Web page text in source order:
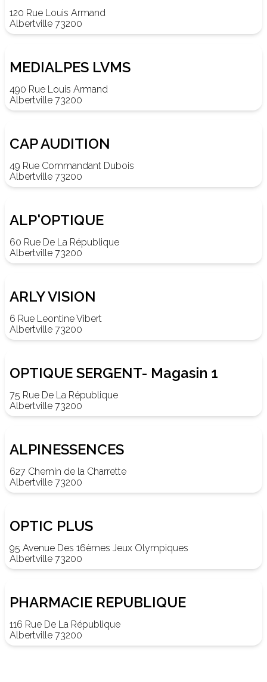
120 Rue Louis Armand
Albertville 73200
MEDIALPES LVMS
490 Rue Louis Armand
Albertville 73200
CAP AUDITION
49 Rue Commandant Dubois
Albertville 73200
ALP'OPTIQUE
60 Rue De La République
Albertville 73200
ARLY VISION
6 Rue Leontine Vibert
Albertville 73200
OPTIQUE SERGENT- Magasin 1
75 Rue De La République
Albertville 73200
ALPINESSENCES
627 Chemin de la Charrette
Albertville 73200
OPTIC PLUS
95 Avenue Des 16èmes Jeux Olympiques
Albertville 73200
PHARMACIE REPUBLIQUE
116 Rue De La République
Albertville 73200